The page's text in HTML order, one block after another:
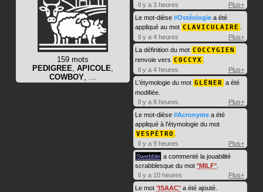
159 mots
PEDIGREE APICOLE
COWBOY
Il y a 3 heures
Plus+
Le mot-dièse #Ostéologie a été
appliqué au mot CLAVICULAIRE
Il y a 4 heures
Plus+
La définition du mot COCCYGIEN
renvoie vers COCCYX
Il y a 4 heures
Plus+
L'étymologie du mot GLÉNER a été
modifiée.
Il y a 8 heures
Plus+
Le mot-dièse #Acronyme a été
appliqué à l'étymologie du mot
VESPÉTRO
Il y a 9 heures
Plus+
Swebble a commenté la jouabilité
scrabblesque du mot MILF
Il y a 10 heures
Plus+
Le mot ISAAC a été ajouté.